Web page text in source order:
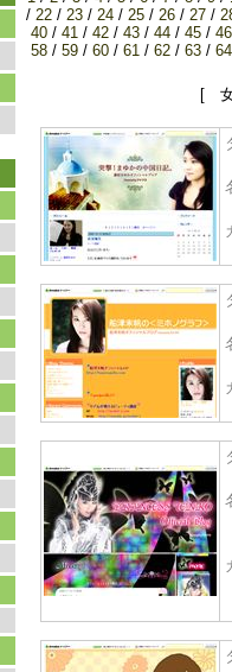
/ 22/ 23/ 24/ 25/ 26/ 27/
40/ 41/ 42/ 43/ 44/ 45/ 46
58/ 59/ 60/ 61/ 62/ 63/ 64
[